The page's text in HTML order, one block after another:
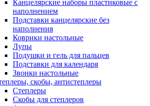
Канцелярские наборы пластиковые с
наполнением
Подставки канцелярские без
наполнения
Коврики настольные
Лупы
Подушки и гель для пальцев
Подставки для календаря
Звонки настольные
скобы, антистеплеры
Степлеры
Скобы для степлеров